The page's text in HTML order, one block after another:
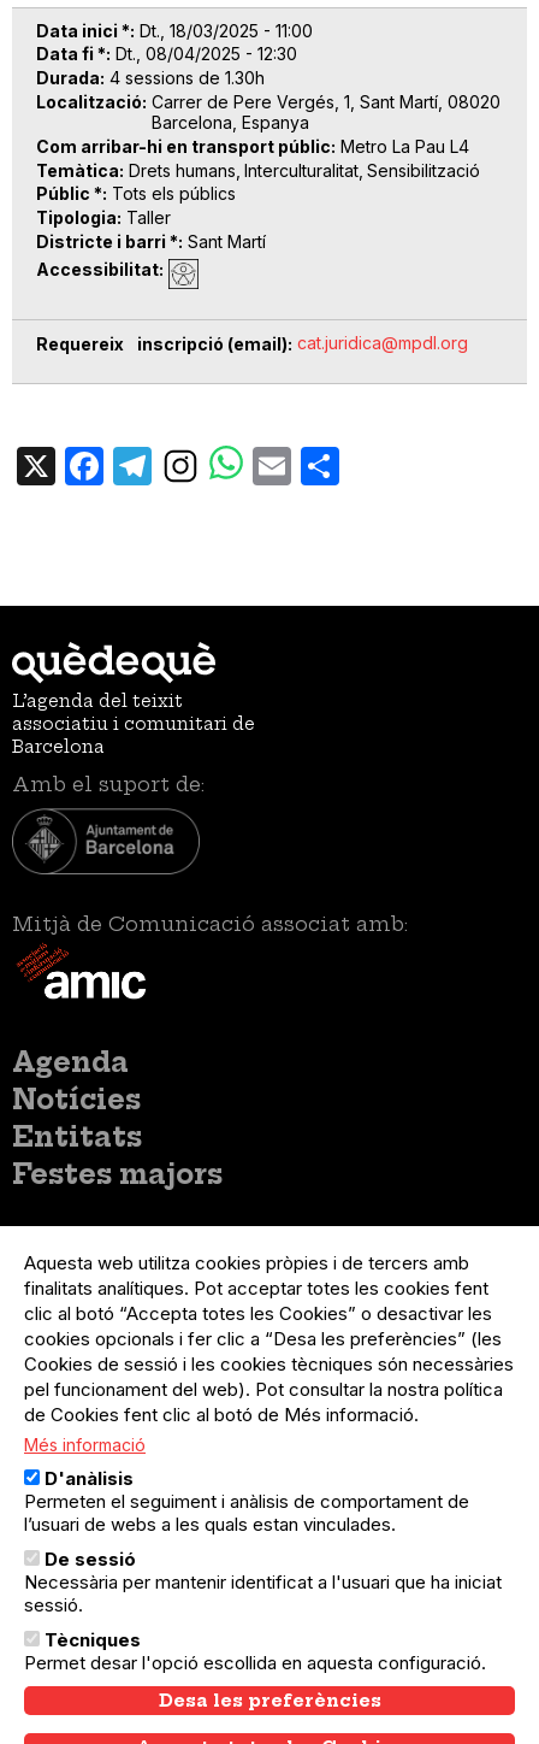
Data inici * Dt., 18/03/2025 - 11:00
Data fi * Dt., 08/04/2025 - 12:30
Durada 4 sessions de 1.30h
Localització Carrer de Pere Vergés, 1, Sant Martí, 08020
Barcelona, Espanya
Com arribar-hi en transport públic Metro La Pau L4
Temàtica Drets humans Interculturalitat Sensibilització
Públic * Tots els públics
Tipologia Taller
Districte i barri * Sant Martí
Accessibilitat
Requereix inscripció (email) cat.juridica@mpdl.org
X Facebook
TelegramEmail
L’agenda del teixit
associatiu i comunitari de
Barcelona
Amb el suport de:
Mitjà de Comunicació associat amb:
Menú
principal
Agenda
Notícies
Entitats
Festes majors
del
compte
d'usuari
Menú
usuari
no
loggat
Registre organització
Menú
Peu
Sobre el projecte
Preguntes freqüents
Contacte
Menú
Legal
Política de privacitat
Avís legal
Política de cookies
El Quèdequè no es fa responsable de les activitats
programades; en són responsables els col·lectius
organitzadors.
© Quedequè, 2025
Aquesta web utilitza cookies pròpies i de tercers amb
finalitats analítiques. Pot acceptar totes les cookies fent
clic al botó “Accepta totes les Cookies” o desactivar les
cookies opcionals i fer clic a “Desa les preferències” (les
Cookies de sessió i les cookies tècniques són necessàries
pel funcionament del web). Pot consultar la nostra política
de Cookies fent clic al botó de Més informació.
Més informació
D'anàlisis
Permeten el seguiment i anàlisis de comportament de
l’usuari de webs a les quals estan vinculades.
De sessió
Necessària per mantenir identificat a l'usuari que ha iniciat
sessió.
Tècniques
Permet desar l'opció escollida en aquesta configuració.
Desa les preferències